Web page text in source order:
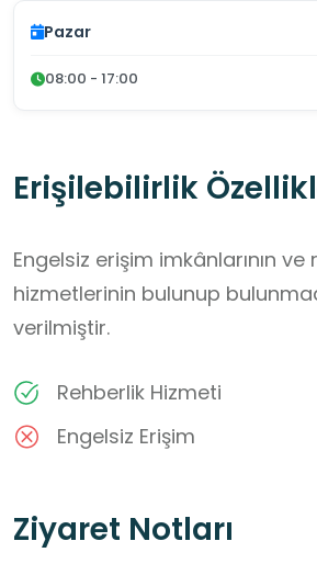
Pazar
08:00 - 17:00
Erişilebilirlik
Engelsiz erişim imkânlarının ve
hizmetlerinin bulunup
verilmiştir.
Rehberlik Hizmeti
Engelsiz Erişim
Ziyaret Notları